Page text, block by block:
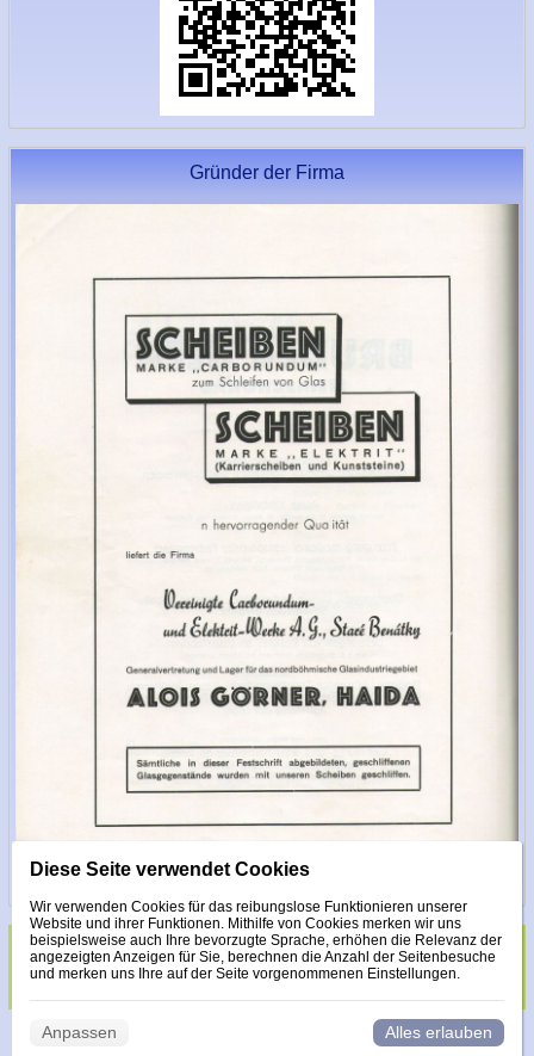
Gründer der Firma
Glas veredelt mit Steinen Made with Swarovski
www.wexbo.com
Diese Seite verwendet Cookies
Wir verwenden Cookies für das reibungslose Funktionieren unserer
Website und ihrer Funktionen. Mithilfe von Cookies merken wir uns
beispielsweise auch Ihre bevorzugte Sprache, erhöhen die Relevanz der
angezeigten Anzeigen für Sie, berechnen die Anzahl der Seitenbesuche
und merken uns Ihre auf der Seite vorgenommenen Einstellungen.
Anpassen Alles erlauben